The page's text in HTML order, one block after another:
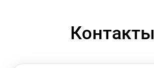
Контакты